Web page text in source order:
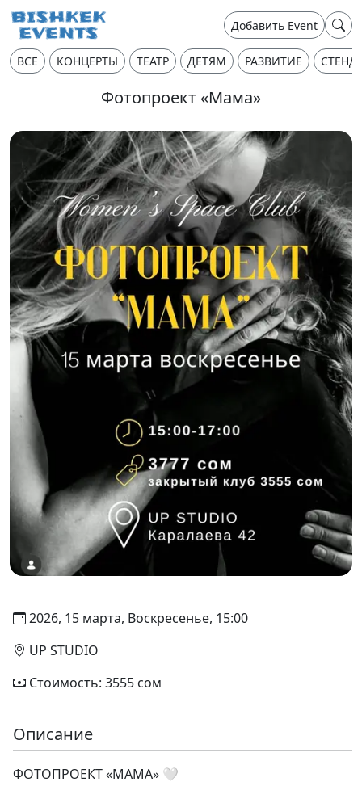
Добавить Event
ВСЕ КОНЦЕРТЫ ТЕАТР ДЕТЯМ РАЗВИТИЕ
Фотопроект «Мама»
2026, 15 марта, Воскресенье, 15:00
UP STUDIO
Стоимость: 3555 сом
Описание
ФОТОПРОЕКТ «МАМА» 🤍